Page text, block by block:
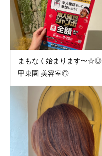
まもなく始まります〜☆◎
甲東園 美容室◎